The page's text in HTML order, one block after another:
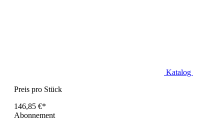
Katalog
Preis pro Stück
146,85 €*
Abonnement